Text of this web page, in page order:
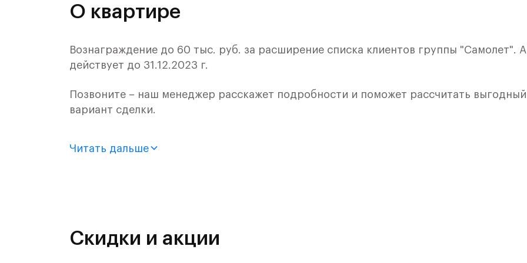
О квартире
Вознаграждение до 60 тыс. руб. за расширение списка клиентов группы "Самолет".
действует до 31.12.2023 г.
Позвоните – наш менеджер расскажет подробности и поможет рассчитать выгодный
вариант сделки.
монолитного дома (Корпус 55, Секция 1) в ЖК «Рублевский Квартал» от группы
и Подушкинским лесами.
Читать дальше
Скидки и акции